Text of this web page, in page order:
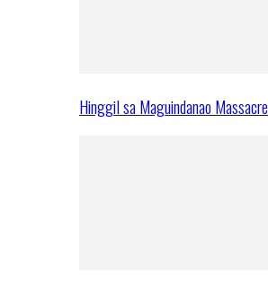
Hinggil sa Maguindanao Massacre